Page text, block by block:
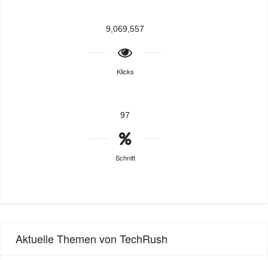
9,069,557
Klicks
97
Schnitt
Aktuelle Themen von TechRush